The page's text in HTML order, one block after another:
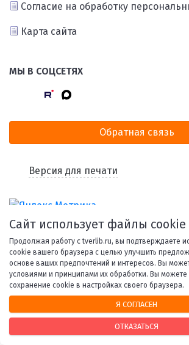
Согласие на обработку
Карта сайта
МЫ В СОЦСЕТЯХ
Обратная связь
Версия для печати
© 1998-2026 Тверская областная
Горького.
При использовании материалов
Сайт использует файлы cookie
Продолжая работу с tverlib.ru, вы подтверждаете
cookie вашего браузера с целью улучшить
основе ваших предпочтений и интересов. Вы
условиями и принципами их обработки. Вы можете
сохранение cookie в настройках своего браузера.
Я СОГЛАСЕН
ОТКАЗАТЬСЯ